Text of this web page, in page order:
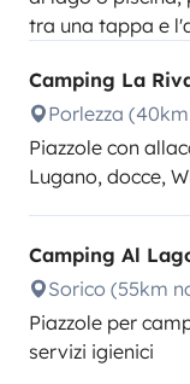
tra una tappa e
Camping La
Porlezza
Piazzole con
Lugano, docce,
Camping Al
Sorico (55km
Piazzole per
servizi igienici